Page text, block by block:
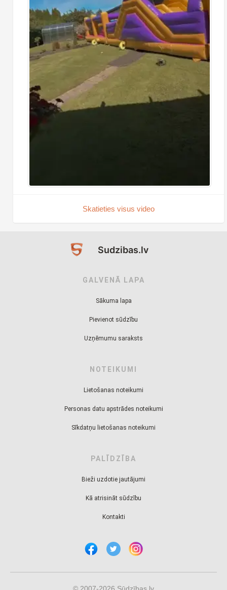
Skatieties visus video
Sudzibas.lv
GALVENĀ LAPA
Sākuma lapa
Pievienot sūdzību
Uzņēmumu saraksts
NOTEIKUMI
Lietošanas noteikumi
Personas datu apstrādes noteikumi
Sīkdatņu lietošanas noteikumi
PALĪDZĪBA
Bieži uzdotie jautājumi
Kā atrisināt sūdzību
Kontakti
© 2007-2026 Sūdzības.lv